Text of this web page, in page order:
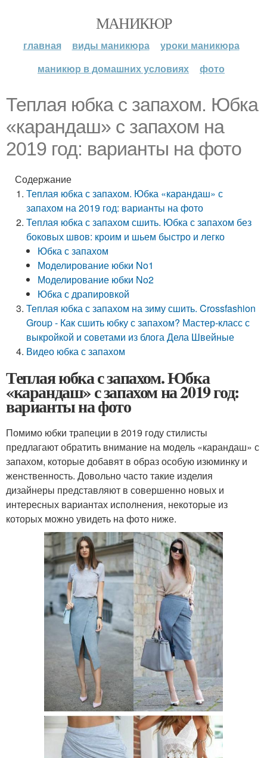
МАНИКЮР
главная виды маникюра
уроки маникюра
маникюр в домашних условиях
фото
Теплая юбка с запахом. Юбка
«карандаш» с запахом на
2019 год: варианты на фото
Содержание
Теплая юбка с запахом. Юбка «карандаш» с
запахом на 2019 год: варианты на фото
Теплая юбка с запахом сшить. Юбка с запахом без
боковых швов: кроим и шьем быстро и легко
Юбка с запахом
Моделирование юбки No1
Моделирование юбки No2
Юбка с драпировкой
Теплая юбка с запахом на зиму сшить. Crossfashion
Group - Как сшить юбку с запахом? Мастер-класс с
выкройкой и советами из блога Дела Швейные
Видео юбка с запахом
Теплая юбка с запахом. Юбка
«карандаш» с запахом на 2019 год:
варианты на фото
Помимо юбки трапеции в 2019 году стилисты
предлагают обратить внимание на модель «карандаш» с
запахом, которые добавят в образ особую изюминку и
женственность. Довольно часто такие изделия
дизайнеры представляют в совершенно новых и
интересных вариантах исполнения, некоторые из
которых можно увидеть на фото ниже.